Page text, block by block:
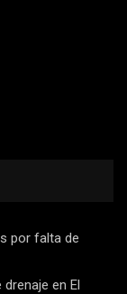
por falta de
en El